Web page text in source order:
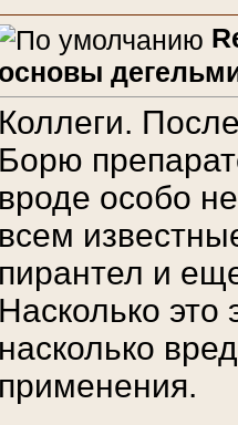
основы
Коллеги.
Борю
вроде особо
всем
пирантел и
Насколько
насколько
применения.